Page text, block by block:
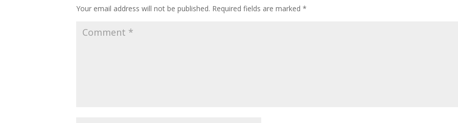
Your email address will not be published. Required fields are marked*